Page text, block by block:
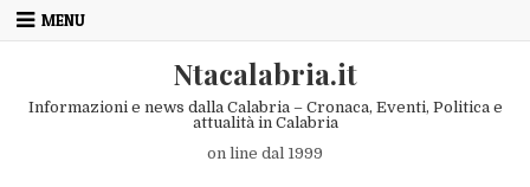
Skip to content
MENU
Ntacalabria.it
Informazioni e news dalla Calabria – Cronaca, Eventi, Politica e
attualità in Calabria
on line dal 1999